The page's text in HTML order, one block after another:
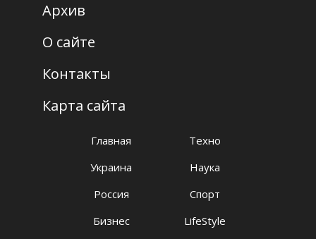
Главная
Украина
Россия
Бизнес
Техно
Наука
Спорт
LifeStyle
Архив
О сайте
Контакты
Карта сайта